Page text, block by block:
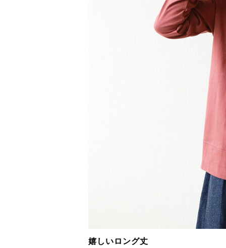
嬉しいロング丈